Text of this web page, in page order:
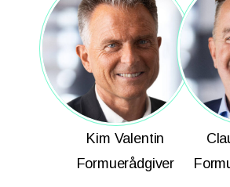
Kim Valentin
Formuerådgiver